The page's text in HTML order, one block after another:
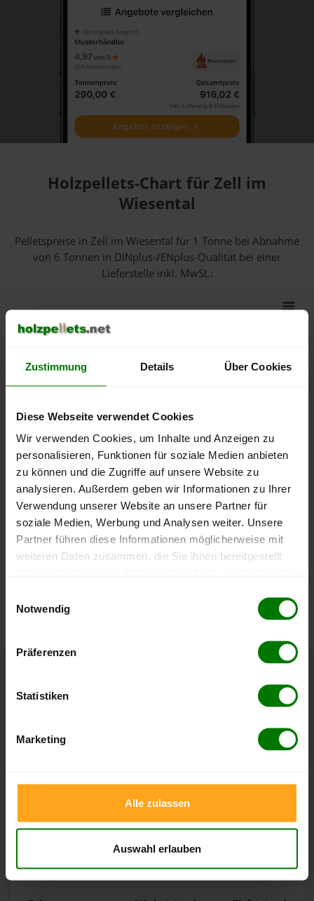
Zustimmung Details Über Cookies
Diese Webseite verwendet Cookies
Wir verwenden Cookies, um Inhalte und Anzeigen zu
personalisieren, Funktionen für soziale Medien anbieten
zu können und die Zugriffe auf unsere Website zu
analysieren. Außerdem geben wir Informationen zu Ihrer
Verwendung unserer Website an unsere Partner für
soziale Medien, Werbung und Analysen weiter. Unsere
Partner führen diese Informationen möglicherweise mit
weiteren Daten zusammen, die Sie ihnen bereitgestellt
Notwendig
Präferenzen
Statistiken
Marketing
Alle zulassen
Auswahl erlauben
Holzpellets-Chart für Zell im
Wiesental
Pelletspreise in Zell im Wiesental für 1 Tonne bei Abnahme
von 6 Tonnen in DINplus-/ENplus-Qualität bei einer
Lieferstelle inkl. MwSt.:
lose Ware Sackware
September
Januar
2026
Mai
250 €
300 €
350 €
400 €
-Seite
Höchst- und Tiefststände der
Pelletspreise in Zell im Wiesental
Die Tabellen zeigen die
Höchst- und Tiefststände der
zeigt, wann der Höchst- oder Tiefststand im jeweiligen
Lose Holzpellets